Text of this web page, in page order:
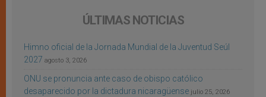
ÚLTIMAS NOTICIAS
Himno oficial de la Jornada Mundial de la Juventud Seúl
2027 agosto 3, 2026
ONU se pronuncia ante caso de obispo católico
desaparecido por la dictadura nicaragüense julio 25, 2026